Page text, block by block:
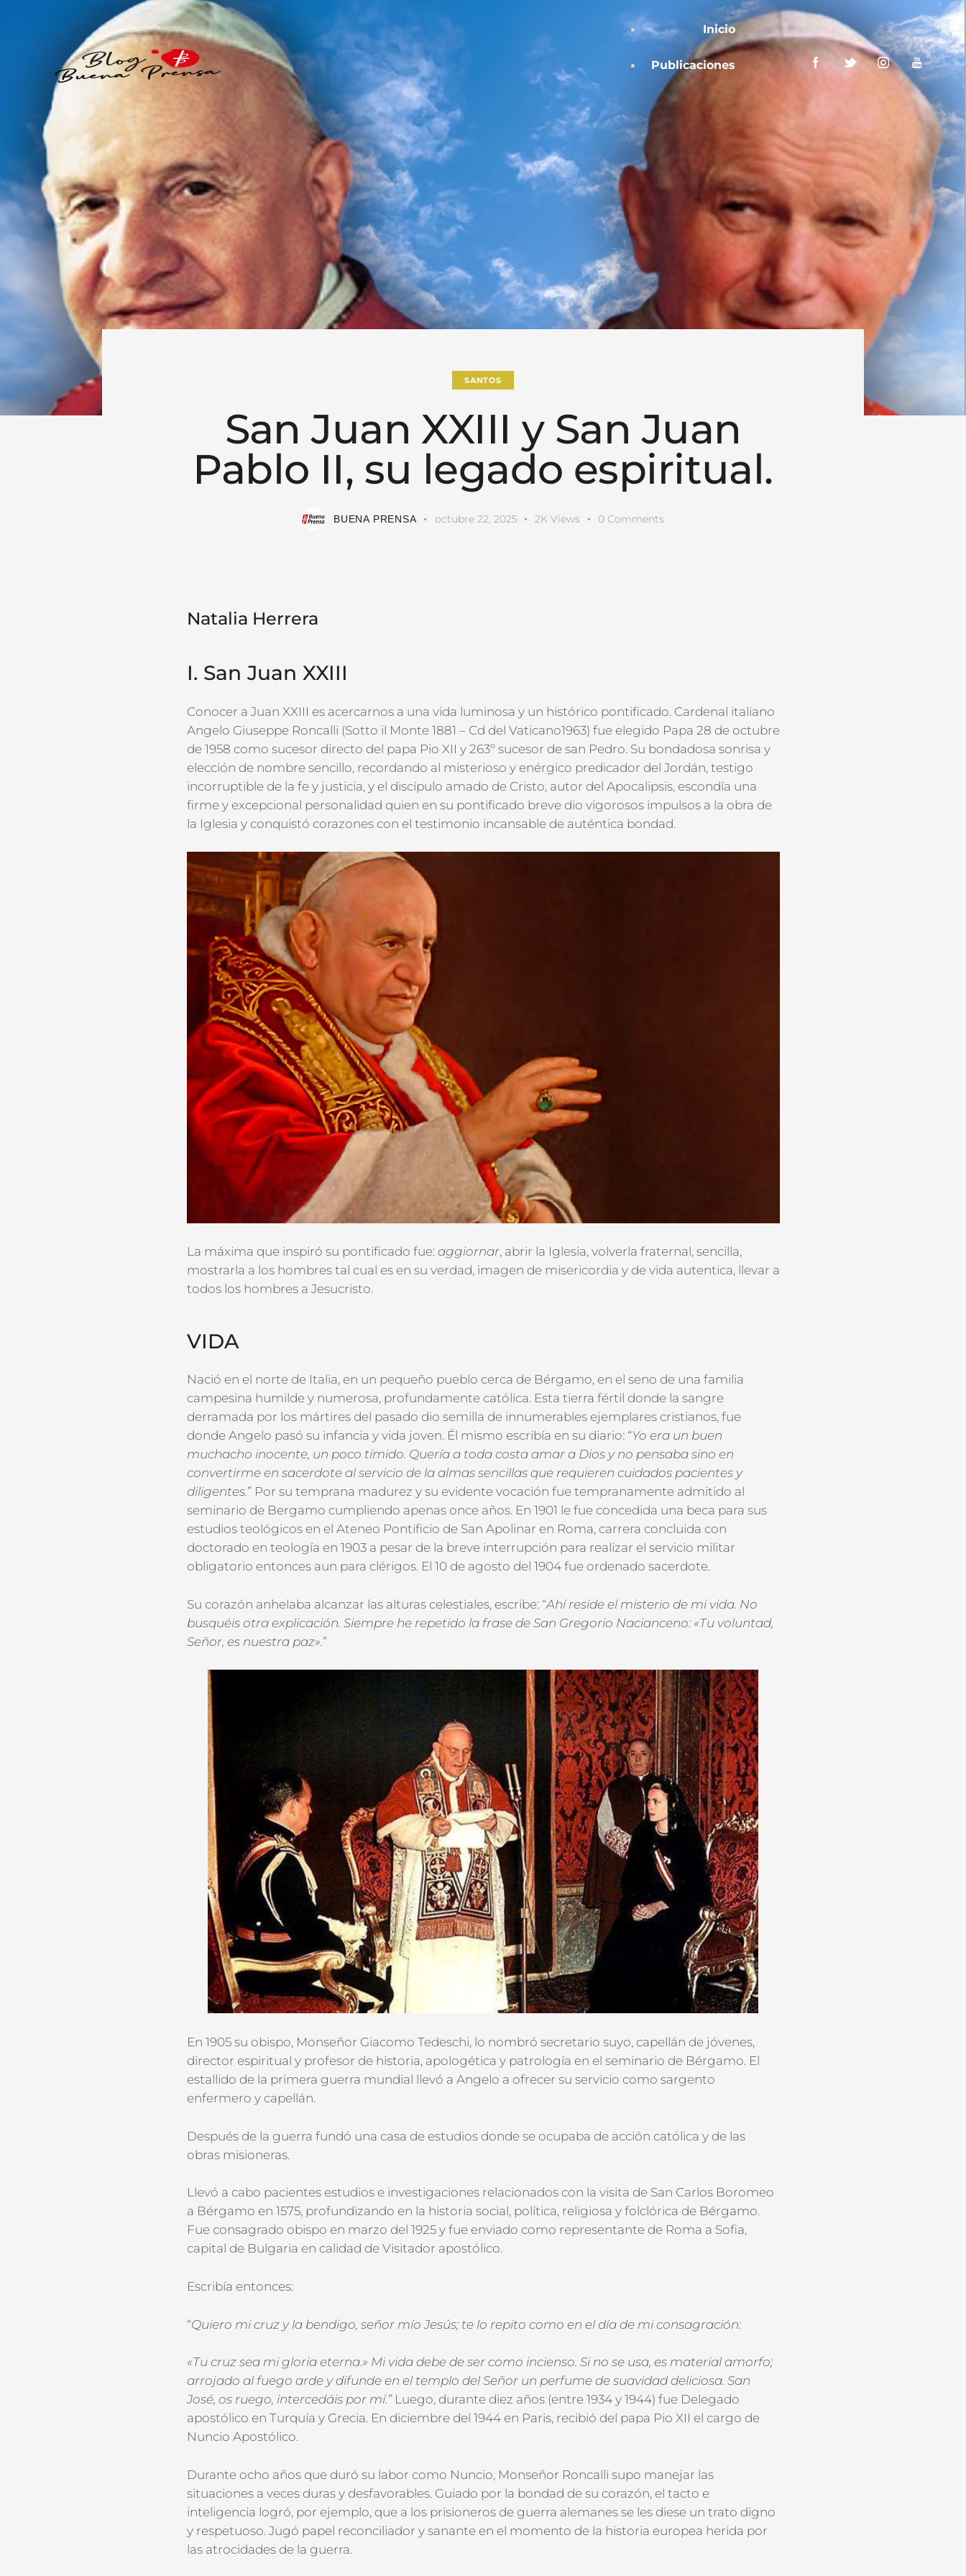
Inicio
Publicaciones
Inicio
Publicaciones
SANTOS
San Juan XXIII y San Juan
Pablo II, su legado espiritual.
BUENA PRENSA octubre 22, 2025 2K Views 0 Comments
Natalia Herrera
I. San Juan XXIII
Conocer a Juan XXIII es acercarnos a una vida luminosa y un histórico pontificado. Cardenal italiano
Angelo Giuseppe Roncalli (Sotto il Monte 1881 – Cd del Vaticano1963) fue elegido Papa 28 de octubre
de 1958 como sucesor directo del papa Pio XII y 263º sucesor de san Pedro. Su bondadosa sonrisa y
elección de nombre sencillo, recordando al misterioso y enérgico predicador del Jordán, testigo
incorruptible de la fe y justicia, y el discípulo amado de Cristo, autor del Apocalipsis, escondía una
firme y excepcional personalidad quien en su pontificado breve dio vigorosos impulsos a la obra de
la Iglesia y conquistó corazones con el testimonio incansable de auténtica bondad.
La máxima que inspiró su pontificado fue: aggiornar, abrir la Iglesia, volverla fraternal, sencilla,
mostrarla a los hombres tal cual es en su verdad, imagen de misericordia y de vida autentica, llevar a
todos los hombres a Jesucristo.
VIDA
Nació en el norte de Italia, en un pequeño pueblo cerca de Bérgamo, en el seno de una familia
campesina humilde y numerosa, profundamente católica. Esta tierra fértil donde la sangre
derramada por los mártires del pasado dio semilla de innumerables ejemplares cristianos, fue
donde Angelo pasó su infancia y vida joven. Él mismo escribía en su diario: “Yo era un buen
muchacho inocente, un poco tímido. Quería a toda costa amar a Dios y no pensaba sino en
convertirme en sacerdote al servicio de la almas sencillas que requieren cuidados pacientes y
diligentes.” Por su temprana madurez y su evidente vocación fue tempranamente admitido al
seminario de Bergamo cumpliendo apenas once años. En 1901 le fue concedida una beca para sus
estudios teológicos en el Ateneo Pontificio de San Apolinar en Roma, carrera concluida con
doctorado en teología en 1903 a pesar de la breve interrupción para realizar el servicio militar
obligatorio entonces aun para clérigos. El 10 de agosto del 1904 fue ordenado sacerdote.
Su corazón anhelaba alcanzar las alturas celestiales, escribe: “Ahí reside el misterio de mi vida. No
busquéis otra explicación. Siempre he repetido la frase de San Gregorio Nacianceno: «Tu voluntad,
Señor, es nuestra paz».”
En 1905 su obispo, Monseñor Giacomo Tedeschi, lo nombró secretario suyo, capellán de jóvenes,
director espiritual y profesor de historia, apologética y patrología en el seminario de Bérgamo. El
estallido de la primera guerra mundial llevó a Angelo a ofrecer su servicio como sargento
enfermero y capellán.
Después de la guerra fundó una casa de estudios donde se ocupaba de acción católica y de las
obras misioneras.
Llevó a cabo pacientes estudios e investigaciones relacionados con la visita de San Carlos Boromeo
a Bérgamo en 1575, profundizando en la historia social, política, religiosa y folclórica de Bérgamo.
Fue consagrado obispo en marzo del 1925 y fue enviado como representante de Roma a Sofia,
capital de Bulgaria en calidad de Visitador apostólico.
Escribía entonces:
“Quiero mi cruz y la bendigo, señor mío Jesús; te lo repito como en el día de mi consagración:
«Tu cruz sea mi gloria eterna.» Mi vida debe de ser como incienso. Si no se usa, es material amorfo;
arrojado al fuego arde y difunde en el templo del Señor un perfume de suavidaddeliciosa. San
José, os ruego, intercedáis por mí.” Luego, durante diez años (entre 1934 y 1944) fue Delegado
apostólico en Turquía y Grecia. En diciembre del 1944 en Paris, recibió del papa Pio XII el cargo de
Nuncio Apostólico.
Durante ocho años que duró su labor como Nuncio, Monseñor Roncalli supo manejar las
situaciones a veces duras y desfavorables. Guiado por la bondad de su corazón, el tacto e
inteligencia logró, por ejemplo, que a los prisioneros de guerra alemanes se les diese un trato digno
y respetuoso. Jugó papel reconciliador y sanante en el momento de la historia europea herida por
las atrocidades de la guerra.